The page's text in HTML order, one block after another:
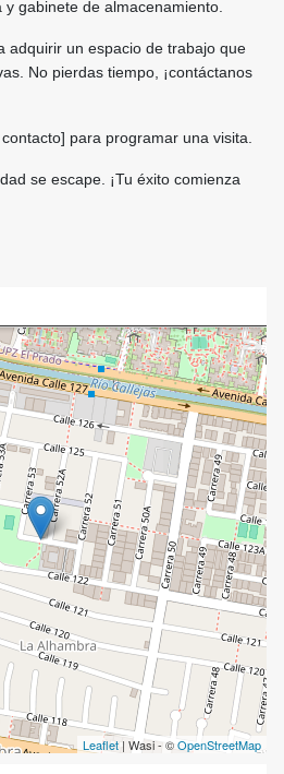
gabinete de almacenamiento.
adquirir un espacio de trabajo que
No pierdas tiempo, ¡contáctanos
para programar una visita.
se escape. ¡Tu éxito comienza
Leaflet | Wasi - ©OpenStreetMap